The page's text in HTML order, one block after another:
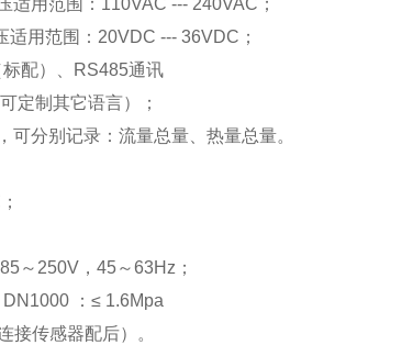
适用范围：110VAC --- 240VAC；
适用范围：20VDC --- 36VDC；
配）、RS485通讯
定制其它语言）；
可分别记录：流量总量、热量总量。
～250V，45～63Hz；
：≤ 1.6Mpa
接传感器配后）。